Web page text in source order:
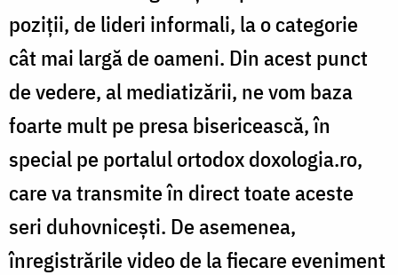
poziţii, de lideri informali, la o categorie
cât mai largă de oameni. Din acest punct
de vedere, al mediatizării, ne vom baza
foarte mult pe presa bisericească, în
special pe portalul ortodox doxologia.ro,
care va transmite în direct toate aceste
seri duhovniceşti. De asemenea,
înregistrările video de la fiecare eveniment